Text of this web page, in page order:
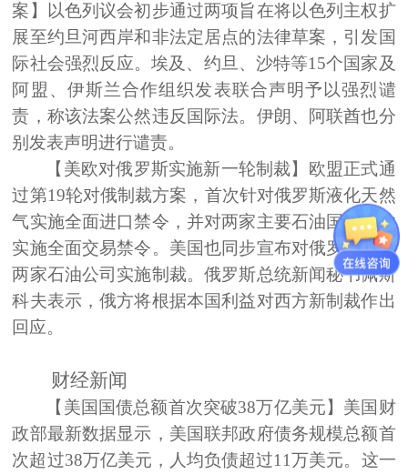
案】
以色列议会初步通过两项旨在将以色列主权扩
展至约旦河西岸和非法定居点的法律草案，引发国
际社会强烈反应。埃及、约旦、沙特等15个国家及
阿盟、伊斯兰合作组织发表联合声明予以强烈谴
责，称该法案公然违反国际法。伊朗、阿联酋也分
别发表声明进行谴责。
【美欧对俄罗斯实施新一轮制裁】 欧盟正式通
过第19轮对俄制裁方案，首次针对俄罗斯液化天然
气实施全面进口禁令，并对两家主要石油国有企业
实施全面交易禁令。美国也同步宣布对俄罗斯最大
两家石油公司实施制裁。俄罗斯总统新闻秘书佩斯
科夫表示，俄方将根据本国利益对西方新制裁作出
回应。
财经新闻
【美国国债总额首次突破38万亿美元】 美国财
政部最新数据显示，美国联邦政府债务规模总额首
次超过38万亿美元，人均负债超过11万美元。这一